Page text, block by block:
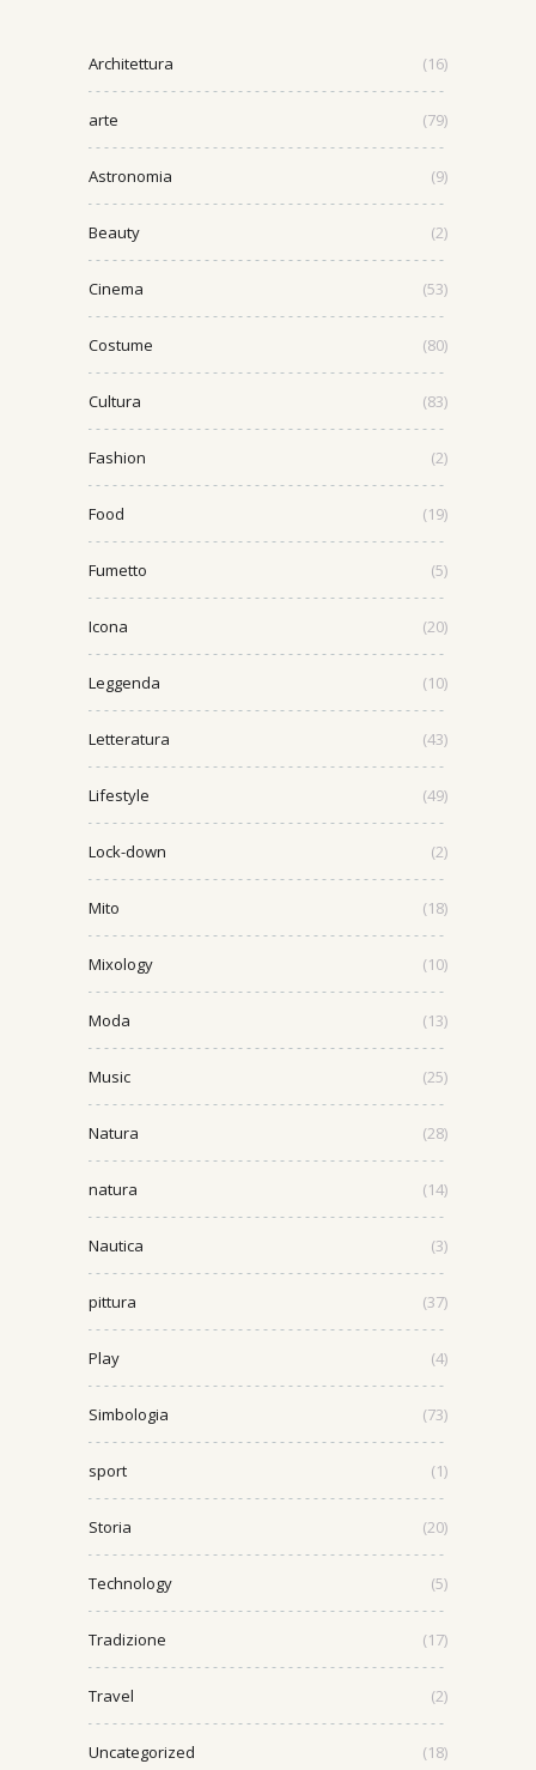
Architettura (16)
arte (79)
Astronomia (9)
Beauty (2)
Cinema (53)
Costume (80)
Cultura (83)
Fashion (2)
Food (19)
Fumetto (5)
Icona (20)
Leggenda (10)
Letteratura (43)
Lifestyle (49)
Lock-down (2)
Mito (18)
Mixology (10)
Moda (13)
Music (25)
Natura (28)
natura (14)
Nautica (3)
pittura (37)
Play (4)
Simbologia (73)
sport (1)
Storia (20)
Technology (5)
Tradizione (17)
Travel (2)
Uncategorized (18)